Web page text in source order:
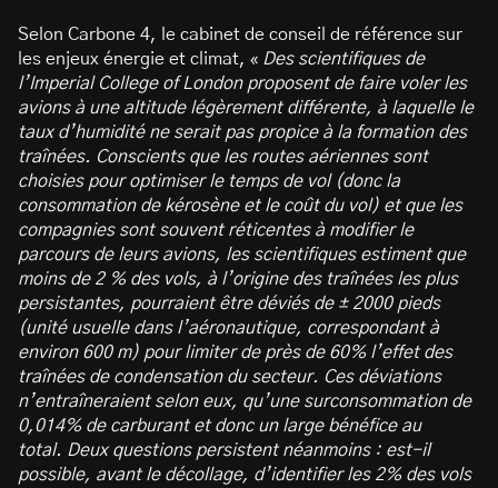
Selon Carbone 4, le cabinet de conseil de référence sur
les enjeux énergie et climat, « Des scientifiques de
l’Imperial College of London proposent de faire voler les
avions à une altitude légèrement différente, à laquelle le
taux d’humidité ne serait pas propice à la formation des
traînées. Conscients que les routes aériennes sont
choisies pour optimiser le temps de vol (donc la
consommation de kérosène et le coût du vol) et que les
compagnies sont souvent réticentes à modifier le
parcours de leurs avions, les scientifiques estiment que
moins de 2 % des vols, à l’origine des traînées les plus
persistantes, pourraient être déviés de ± 2000 pieds
(unité usuelle dans l’aéronautique, correspondant à
environ 600 m) pour limiter de près de 60% l’effet des
traînées de condensation du secteur. Ces déviations
n’entraîneraient selon eux, qu’une surconsommation de
0,014% de carburant et donc un large bénéfice au
total. Deux questions persistent néanmoins : est-il
possible, avant le décollage, d’identifier les 2% des vols